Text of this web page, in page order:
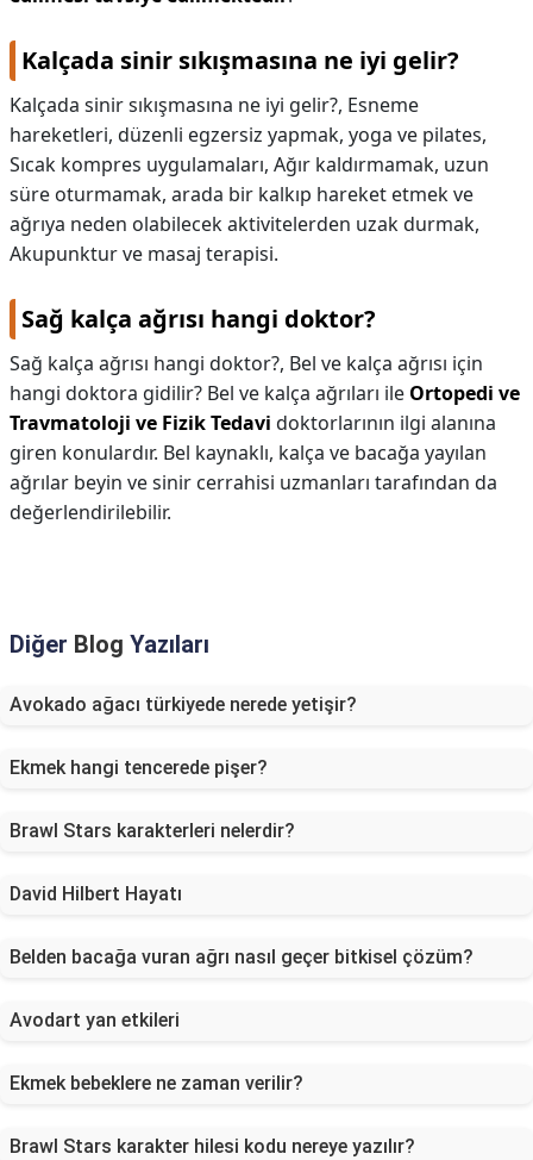
Kalçada sinir sıkışmasına ne iyi gelir?
Kalçada sinir sıkışmasına ne iyi gelir?, Esneme
hareketleri, düzenli egzersiz yapmak, yoga ve pilates,
Sıcak kompres uygulamaları, Ağır kaldırmamak, uzun
süre oturmamak, arada bir kalkıp hareket etmek ve
ağrıya neden olabilecek aktivitelerden uzak durmak,
Akupunktur ve masaj terapisi.
Sağ kalça ağrısı hangi doktor?
Sağ kalça ağrısı hangi doktor?, Bel ve kalça ağrısı için
hangi doktora gidilir? Bel ve kalça ağrıları ile Ortopedi ve
Travmatoloji ve Fizik Tedavi doktorlarının ilgi alanına
giren konulardır. Bel kaynaklı, kalça ve bacağa yayılan
ağrılar beyin ve sinir cerrahisi uzmanları tarafından da
değerlendirilebilir.
Diğer Blog Yazıları
Avokado ağacı türkiyede nerede yetişir?
Ekmek hangi tencerede pişer?
Brawl Stars karakterleri nelerdir?
David Hilbert Hayatı
Belden bacağa vuran ağrı nasıl geçer bitkisel çözüm?
Avodart yan etkileri
Ekmek bebeklere ne zaman verilir?
Brawl Stars karakter hilesi kodu nereye yazılır?